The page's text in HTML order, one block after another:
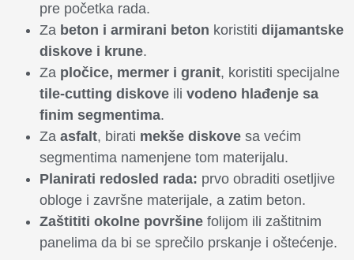
pre početka rada.
Za beton i armirani beton koristiti dijamantske
diskove i krune.
Za pločice, mermer i granit, koristiti specijalne
tile-cutting diskove ili vodeno hlađenje sa
finim segmentima.
Za asfalt, birati mekše diskove sa većim
segmentima namenjene tom materijalu.
Planirati redosled rada: prvo obraditi osetljive
obloge i završne materijale, a zatim beton.
Zaštititi okolne površine folijom ili zaštitnim
panelima da bi se sprečilo prskanje i oštećenje.